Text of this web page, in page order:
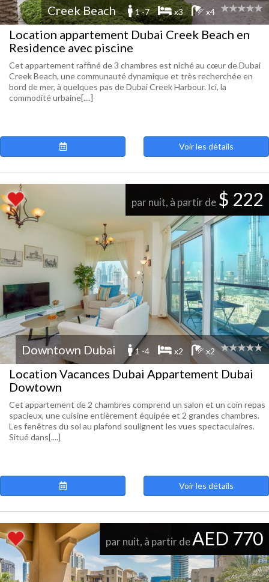
Creek Beach 1 -7 x3 x4
Location appartement Dubai Creek Beach en
Residence avec piscine
Cet appartement raffiné de 3 chambres est niché au cœur de Dubai
Creek Beach, une communauté dynamique et très recherchée en
bord de mer, à quelques pas de Dubai Creek Harbour. Ici, la
commodité urbaine[....]
Voir les détails
par nuit, à partir de $ 222
Downtown Dubai 1 -4 x2 x2
Location Vacances Dubai Appartement Dubai
Dowtown
Cet appartement de 2 chambres comprend un salon et un coin repas
spacieux, une cuisine entièrement équipée et 2 grandes chambres.
Les fenêtres du sol au plafond soulignent les vues spectaculaires.
Situé dans[....]
Voir les détails
par nuit, à partir deAED 770